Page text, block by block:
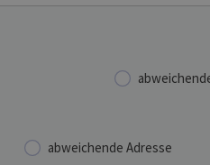
abweichende Adresse